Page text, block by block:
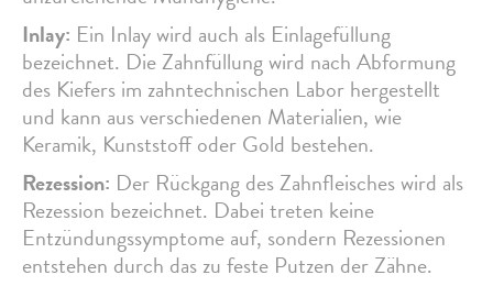
Inlay: Ein Inlay wird auch als Einlagefüllung
bezeichnet. Die Zahnfüllung wird nach Abformung
des Kiefers im zahntechnischen Labor hergestellt
und kann aus verschiedenen Materialien, wie
Keramik, Kunststoff oder Gold bestehen.
Rezession: Der Rückgang des Zahnfleisches wird als
Rezession bezeichnet. Dabei treten keine
Entzündungssymptome auf, sondern Rezessionen
entstehen durch das zu feste Putzen der Zähne.